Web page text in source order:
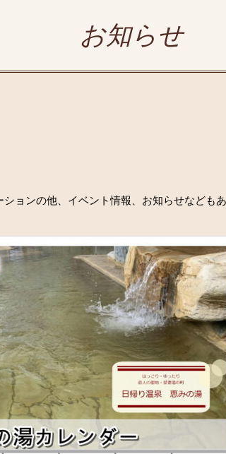
お知らせ
ョンの他、イベント情報、お知らせなども